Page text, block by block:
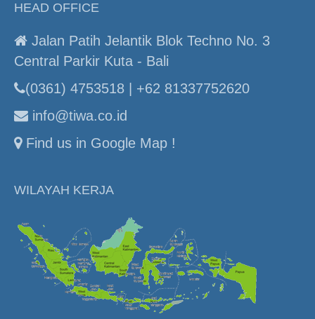
HEAD OFFICE
Jalan Patih Jelantik Blok Techno No. 3
Central Parkir Kuta - Bali
(0361) 4753518 | +62 81337752620
info@tiwa.co.id
Find us in Google Map !
WILAYAH KERJA